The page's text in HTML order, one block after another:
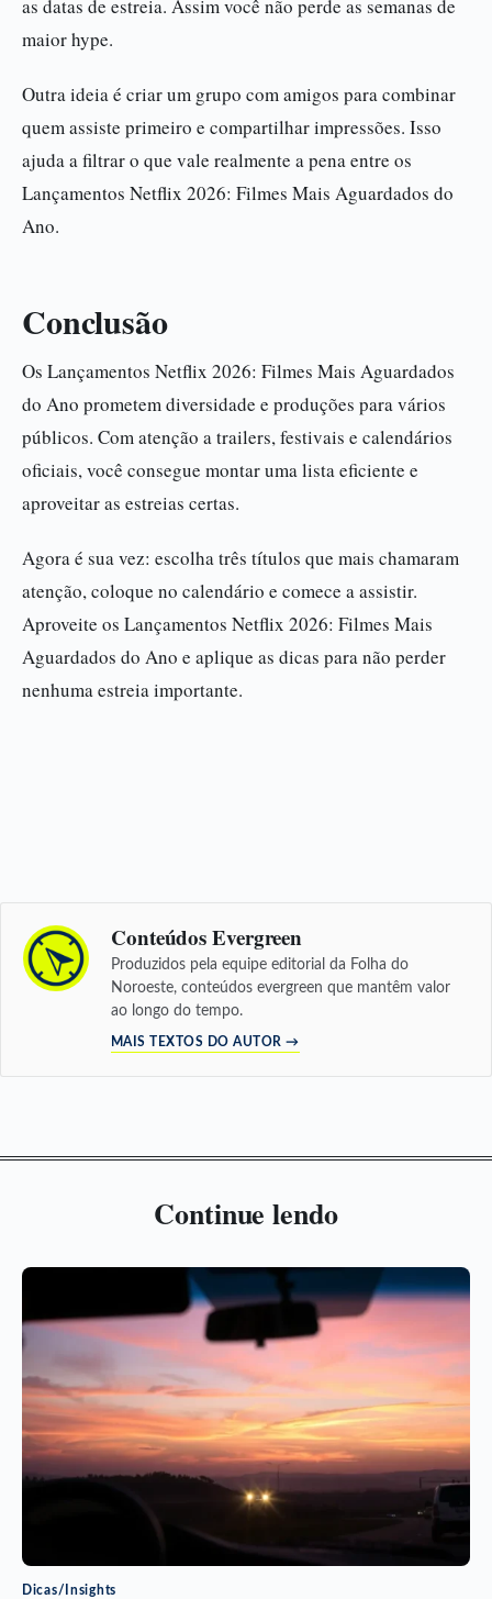
as datas de estreia. Assim você não perde as semanas de
maior hype.
Outra ideia é criar um grupo com amigos para combinar
quem assiste primeiro e compartilhar impressões. Isso
ajuda a filtrar o que vale realmente a pena entre os
Lançamentos Netflix 2026: Filmes Mais Aguardados do
Ano.
Conclusão
Os Lançamentos Netflix 2026: Filmes Mais Aguardados
do Ano prometem diversidade e produções para vários
públicos. Com atenção a trailers, festivais e calendários
oficiais, você consegue montar uma lista eficiente e
aproveitar as estreias certas.
Agora é sua vez: escolha três títulos que mais chamaram
atenção, coloque no calendário e comece a assistir.
Aproveite os Lançamentos Netflix 2026: Filmes Mais
Aguardados do Ano e aplique as dicas para não perder
nenhuma estreia importante.
Conteúdos Evergreen
Produzidos pela equipe editorial da Folha do
Noroeste, conteúdos evergreen que mantêm valor
ao longo do tempo.
MAIS TEXTOS DO AUTOR →
Continue lendo
Dicas/Insights